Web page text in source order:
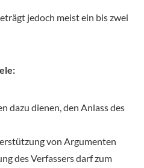
jedoch meist ein bis zwei
dazu dienen, den Anlass des
von Argumenten
des Verfassers darf zum